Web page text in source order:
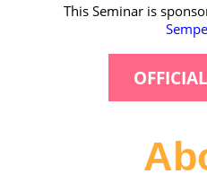
This Seminar is